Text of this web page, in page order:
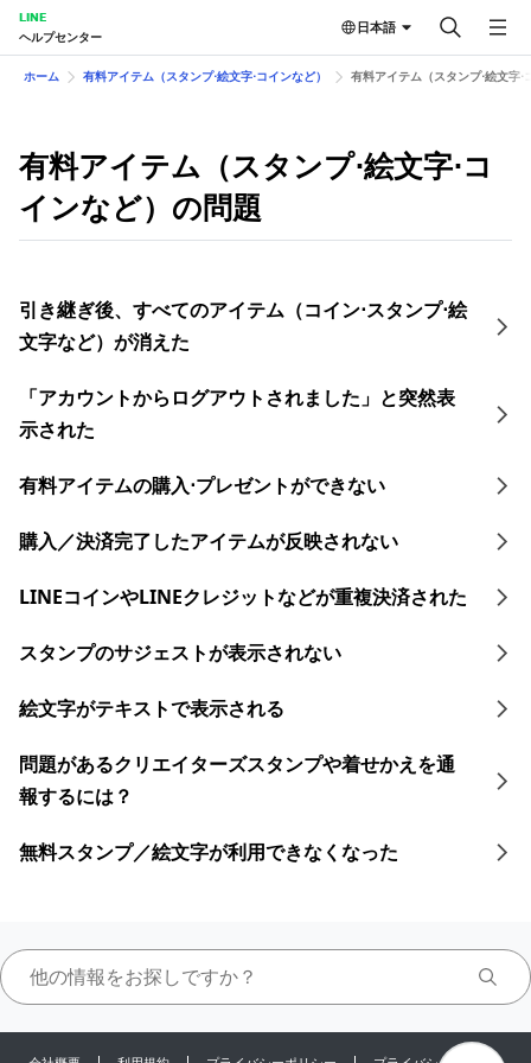
LINE
ヘルプセンター
日本語
ホーム 有料アイテム（スタンプ⋅絵文字⋅コインなど） 有料アイテム（スタンプ⋅絵文字⋅
有料アイテム（スタンプ⋅絵文字⋅コ
インなど）の問題
引き継ぎ後、すべてのアイテム（コイン⋅スタンプ⋅絵
文字など）が消えた
「アカウントからログアウトされました」と突然表
示された
有料アイテムの購入⋅プレゼントができない
購入／決済完了したアイテムが反映されない
LINEコインや​LINEクレジットなどが​重複決済された​
スタンプのサジェストが表示されない
絵文字がテキストで表示される
問題があるクリエイターズスタンプや着せかえを通
報するには？
無料スタンプ／絵文字が利用できなくなった